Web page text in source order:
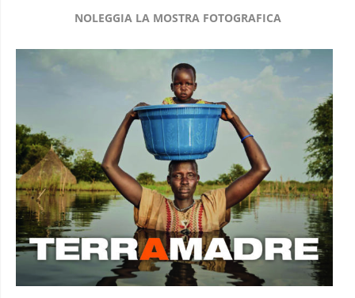
NOLEGGIA LA MOSTRA FOTOGRAFICA